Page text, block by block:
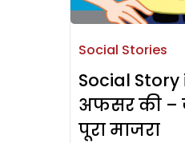
Social Stories
Social
अफसर की –
पूरा माजरा